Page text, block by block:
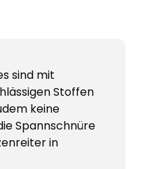
sind mit
Stoffen
keine
Spannschnüre
in